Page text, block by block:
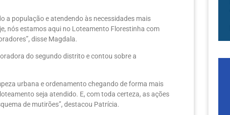
a população e atendendo às necessidades mais
nós estamos aqui no Loteamento Florestinha com
disse Magdala.
do segundo distrito e contou sobre a
urbana e ordenamento chegando de forma mais
seja atendido. E, com toda certeza, as ações
de mutirões”, destacou Patrícia.